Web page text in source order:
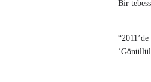
Bir